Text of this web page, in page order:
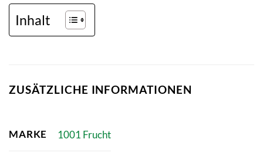
Inhalt
ZUSÄTZLICHE INFORMATIONEN
MARKE 1001 Frucht